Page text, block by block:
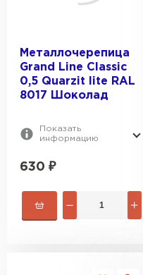
Металлочерепица
Grand Line Classic
0,5 Quarzit lite RAL
8017 Шоколад
Показать
информацию
630 ₽